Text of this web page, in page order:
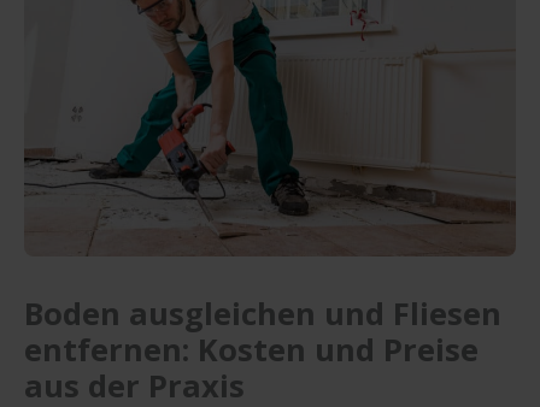
Boden ausgleichen und Fliesen
entfernen: Kosten und Preise
aus der Praxis